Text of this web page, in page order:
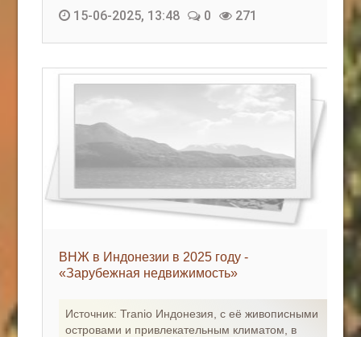
@Edgarpo36
15-06-2025, 13:48 0 271
ВНЖ в Индонезии в 2025 году -
«Зарубежная недвижимость»
Источник: Tranio Индонезия, с её живописными
островами и привлекательным климатом, в